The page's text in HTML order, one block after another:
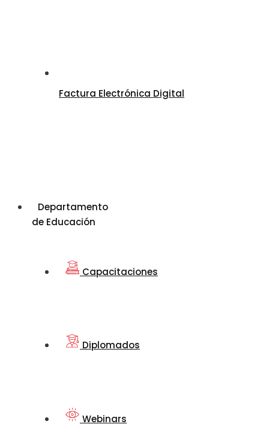
Factura Electrónica Digital
Departamento
de Educación
Capacitaciones
Diplomados
Webinars